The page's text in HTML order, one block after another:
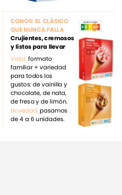
Valor: formato
familiar + variedad
para todoslos
gustos:de vainilla y
chocolate, denata,
defresa yde limón.
Novedad:pasamos
de4 a 6 unidades.
CONOS:ELCLÁSICO
QUENUNCAFALLA
Crujientes,cremosos
ylistosparallevar
A B D E
C
NUTRI-SCORE
D